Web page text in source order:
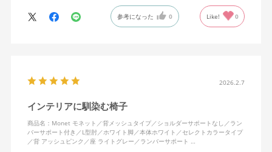
いますが、ややキャスターがよく動きすぎるのが難点でしょう
か。
参考になった 0 Like! 0
2026.2.7
インテリアに馴染む椅子
商品名：Monet モネット／背メッシュタイプ／ショルダーサポートなし／ラン
バーサポート付き／L型肘／ホワイト脚／本体ホワイト／セレクトカラータイプ
／背 アッシュピンク／座 ライトグレー／ランバーサポート …